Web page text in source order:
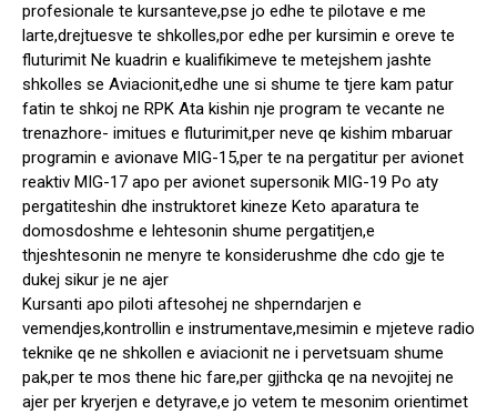
profesionale te kursanteve,pse jo edhe te pilotave e me
larte,drejtuesve te shkolles,por edhe per kursimin e oreve te
fluturimit Ne kuadrin e kualifikimeve te metejshem jashte
shkolles se Aviacionit,edhe une si shume te tjere kam patur
fatin te shkoj ne RPK Ata kishin nje program te vecante ne
trenazhore- imitues e fluturimit,per neve qe kishim mbaruar
programin e avionave MIG-15,per te na pergatitur per avionet
reaktiv MIG-17 apo per avionet supersonik MIG-19 Po aty
pergatiteshin dhe instruktoret kineze Keto aparatura te
domosdoshme e lehtesonin shume pergatitjen,e
thjeshtesonin ne menyre te konsiderushme dhe cdo gje te
dukej sikur je ne ajer
Kursanti apo piloti aftesohej ne shperndarjen e
vemendjes,kontrollin e instrumentave,mesimin e mjeteve radio
teknike qe ne shkollen e aviacionit ne i pervetsuam shume
pak,per te mos thene hic fare,per gjithcka qe na nevojitej ne
ajer per kryerjen e detyrave,e jo vetem te mesonim orientimet